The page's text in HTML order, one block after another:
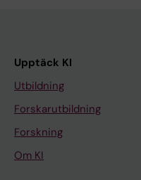
Upptäck KI
Utbildning
Forskarutbildning
Forskning
Om KI